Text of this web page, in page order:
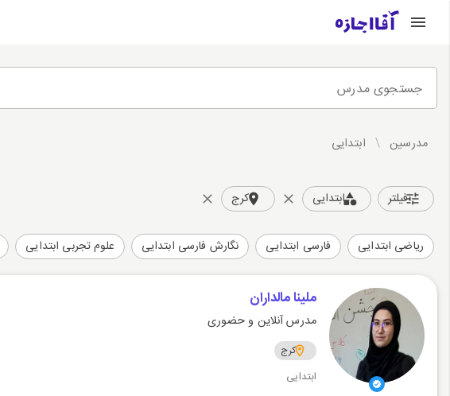
جستجوی مدرس
مدرسین / ابتدایی
فیلتر ابتدایی کرج
ریاضی ابتدایی فارسی ابتدایی نگارش فارسی ابتدایی علوم تجربی ابتدایی
ملینا مالداران
مدرس آنلاین و حضوری
کرج
ابتدایی